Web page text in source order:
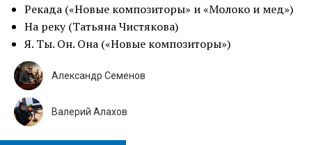
Рекада («Новые композиторы» и «Молоко и мед»)
На реку (Татьяна Чистякова)
Я. Ты. Он. Она («Новые композиторы»)
Александр Семенов
Валерий Алахов